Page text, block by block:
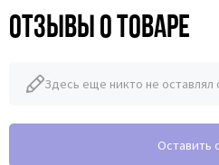
Отзывы о товаре
Здесь еще никто не
Оставить